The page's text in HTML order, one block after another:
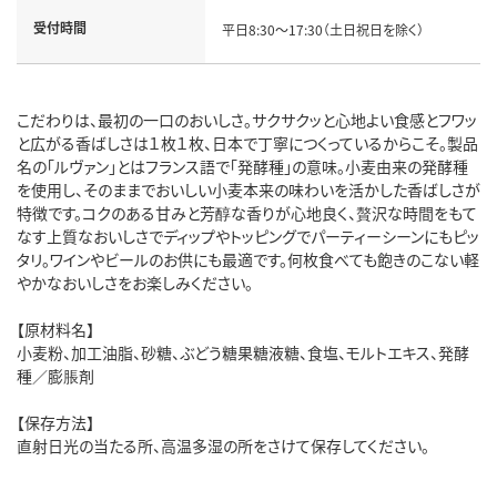
受付時間 平日8:30～17:30（土日祝日を除く）
こだわりは、最初の一口のおいしさ。サクサクッと心地よい食感とフワッ
と広がる香ばしさは１枚１枚、日本で丁寧につくっているからこそ。製品
名の「ルヴァン」とはフランス語で「発酵種」の意味。小麦由来の発酵種
を使用し、そのままでおいしい小麦本来の味わいを活かした香ばしさが
特徴です。コクのある甘みと芳醇な香りが心地良く、贅沢な時間をもて
なす上質なおいしさでディップやトッピングでパーティーシーンにもピッ
タリ。ワインやビールのお供にも最適です。何枚食べても飽きのこない軽
やかなおいしさをお楽しみください。
【原材料名】
小麦粉、加工油脂、砂糖、ぶどう糖果糖液糖、食塩、モルトエキス、発酵
種／膨脹剤
【保存方法】
直射日光の当たる所、高温多湿の所をさけて保存してください。